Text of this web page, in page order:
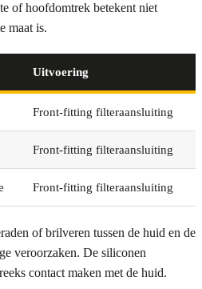
of hoofdomtrek betekent niet
maat is.
Uitvoering
Front-fitting filteraansluiting
Front-fitting filteraansluiting
Front-fitting filteraansluiting
of brilveren tussen de huid en de
veroorzaken. De siliconen
contact maken met de huid.